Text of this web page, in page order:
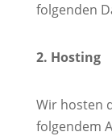
folgenden
2. Hosting
Wir hosten
folgendem